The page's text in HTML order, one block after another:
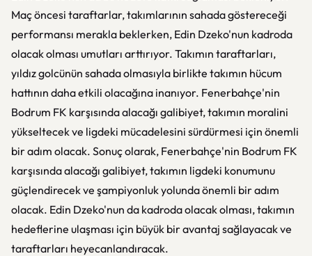
Maç öncesi taraftarlar, takımlarının sahada göstereceği
performansı merakla beklerken, Edin Dzeko'nun kadroda
olacak olması umutları arttırıyor. Takımın taraftarları,
yıldız golcünün sahada olmasıyla birlikte takımın hücum
hattının daha etkili olacağına inanıyor. Fenerbahçe'nin
Bodrum FK karşısında alacağı galibiyet, takımın moralini
yükseltecek ve ligdeki mücadelesini sürdürmesi için önemli
bir adım olacak. Sonuç olarak, Fenerbahçe'nin Bodrum FK
karşısında alacağı galibiyet, takımın ligdeki konumunu
güçlendirecek ve şampiyonluk yolunda önemli bir adım
olacak. Edin Dzeko'nun da kadroda olacak olması, takımın
hedeflerine ulaşması için büyük bir avantaj sağlayacak ve
taraftarları heyecanlandıracak.